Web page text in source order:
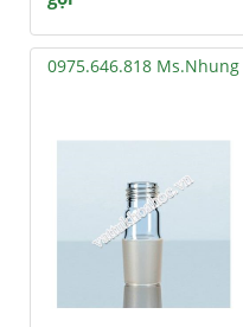
0975.646.818 Ms.Nhung